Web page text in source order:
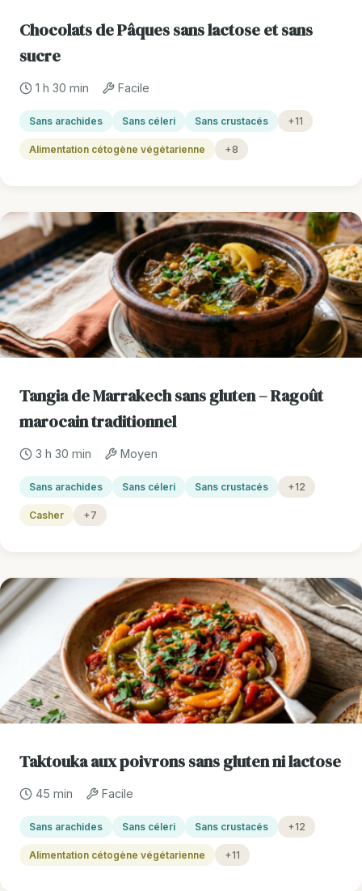
Chocolats de Pâques sans lactose et sans
sucre
1 h 30 min Facile
Sans arachides Sans céleri Sans crustacés +11
Alimentation cétogène végétarienne +8
Tangia de Marrakech sans gluten – Ragoût
marocain traditionnel
3 h 30 min Moyen
Sans arachides Sans céleri Sans crustacés +12
Casher +7
Taktouka aux poivrons sans gluten ni lactose
45 min Facile
Sans arachides Sans céleri Sans crustacés +12
Alimentation cétogène végétarienne +11